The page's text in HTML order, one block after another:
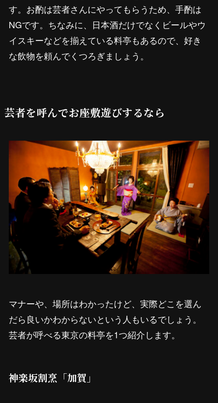
す。お酌は芸者さんにやってもらうため、手酌は
NGです。ちなみに、日本酒だけでなくビールやウ
イスキーなどを揃えている料亭もあるので、好き
な飲物を頼んでくつろぎましょう。
芸者を呼んでお座敷遊びするなら
マナーや、場所はわかったけど、実際どこを選ん
だら良いかわからないという人もいるでしょう。
芸者が呼べる東京の料亭を1つ紹介します。
神楽坂割烹「加賀」